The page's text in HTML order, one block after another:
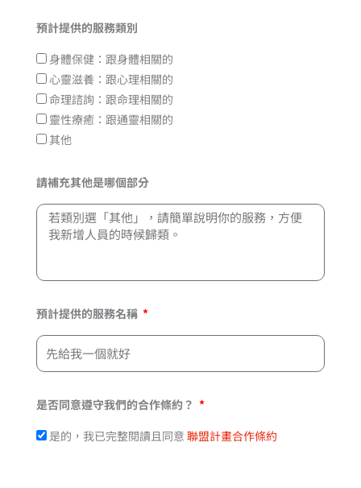
預計提供的服務類別
身體保健：跟身體相關的
心靈滋養：跟心理相關的
命理諮詢：跟命理相關的
靈性療癒：跟通靈相關的
其他
請補充其他是哪個部分
預計提供的服務名稱
是否同意遵守我們的合作條約？
是的，我已完整閱讀且同意 聯盟計畫合作條約